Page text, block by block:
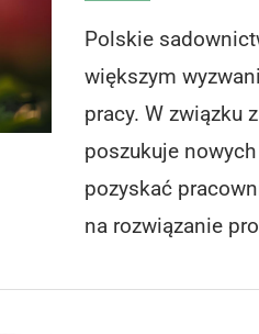
Polskie
większym
pracy. W związku
poszukuje
pozyskać
na rozwiązanie